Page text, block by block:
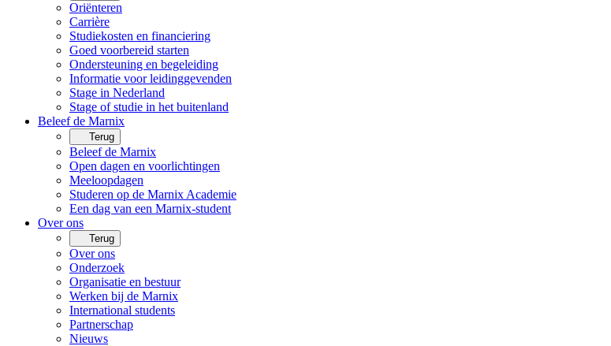
Oriënteren
Carrière
Studiekosten en financiering
Goed voorbereid starten
Ondersteuning en begeleiding
Informatie voor leidinggevenden
Stage in Nederland
Stage of studie in het buitenland
Beleef de Marnix
Terug
Beleef de Marnix
Open dagen en voorlichtingen
Meeloopdagen
Studeren op de Marnix Academie
Een dag van een Marnix-student
Over ons
Terug
Over ons
Onderzoek
Organisatie en bestuur
Werken bij de Marnix
International students
Partnerschap
Nieuws